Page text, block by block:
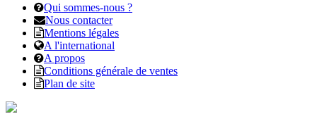
Qui sommes-nous ?
Nous contacter
Mentions légales
A l'international
A propos
Conditions générale de ventes
Plan de site